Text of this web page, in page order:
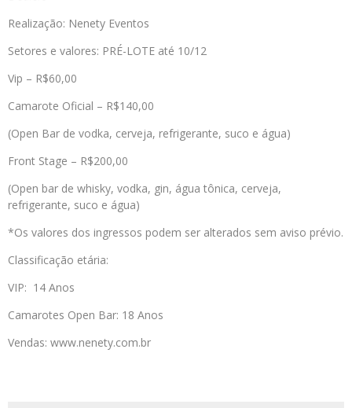
Realização: Nenety Eventos
Setores e valores: PRÉ-LOTE até 10/12
Vip – R$60,00
Camarote Oficial – R$140,00
(Open Bar de vodka, cerveja, refrigerante, suco e água)
Front Stage – R$200,00
(Open bar de whisky, vodka, gin, água tônica, cerveja,
refrigerante, suco e água)
*Os valores dos ingressos podem ser alterados sem aviso prévio.
Classificação etária:
VIP: 14 Anos
Camarotes Open Bar: 18 Anos
Vendas: www.nenety.com.br